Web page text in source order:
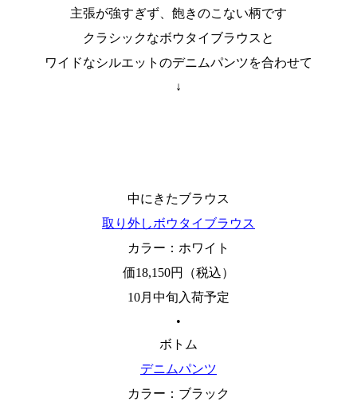
主張が強すぎず、飽きのこない柄です
クラシックなボウタイブラウスと
ワイドなシルエットのデニムパンツを合わせて
↓
中にきたブラウス
取り外しボウタイブラウス
カラー：ホワイト
価18,150円（税込）
10月中旬入荷予定
•
ボトム
デニムパンツ
カラー：ブラック